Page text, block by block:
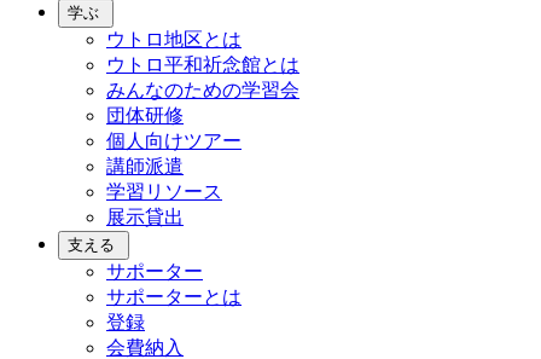
学ぶ
ウトロ地区とは
ウトロ平和祈念館とは
みんなのための学習会
団体研修
個人向けツアー
講師派遣
学習リソース
展示貸出
支える
サポーター
サポーターとは
登録
会費納入